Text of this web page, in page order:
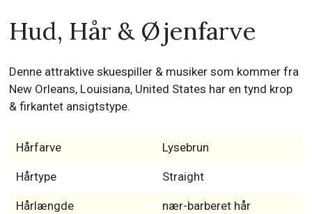
Hud, Hår & Øjenfarve
Denne attraktive skuespiller & musiker som kommer fra
New Orleans, Louisiana, United States har en tynd krop
& firkantet ansigtstype.
Hårfarve Lysebrun
Hårtype Straight
Hårlængde nær-barberet hår